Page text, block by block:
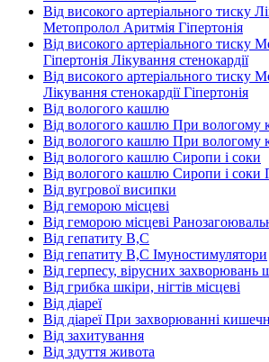
Від високого артеріального тиску
Метопролол Аритмія Гіпертонія
Від високого артеріального тиску
Гіпертонія Лікування стенокардії
Від високого артеріального тиску
Лікування стенокардії Гіпертонія
Від вологого кашлю
Від вологого кашлю При вологому
Від вологого кашлю При вологому
Від вологого кашлю Сиропи і соки
Від вологого кашлю Сиропи і соки
Від вугрової висипки
Від геморою місцеві
Від геморою місцеві
Від гепатиту В,С
Від гепатиту В,С Імуностимулятори
Від герпесу, вірусних захворювань
Від грибка шкіри, нігтів місцеві
Від діареї
Від діареї При захворюванні
Від захитування
Від здуття живота